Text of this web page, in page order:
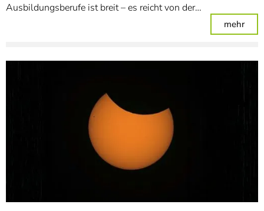
Ausbildungsberufe ist breit – es reicht von der…
mehr: